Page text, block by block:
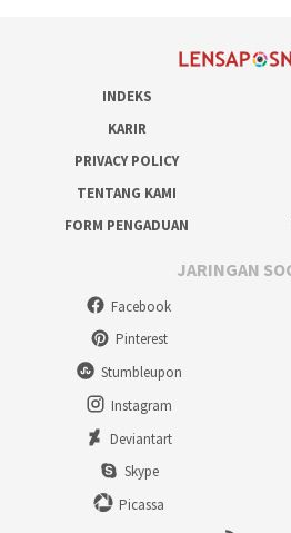
INDEKS
KARIR
PRIVACY POLICY
TENTANG KAMI
FORM PENGADUAN
JARINGAN
Facebook
Pinterest
Stumbleupon
Instagram
Deviantart
Skype
Picassa